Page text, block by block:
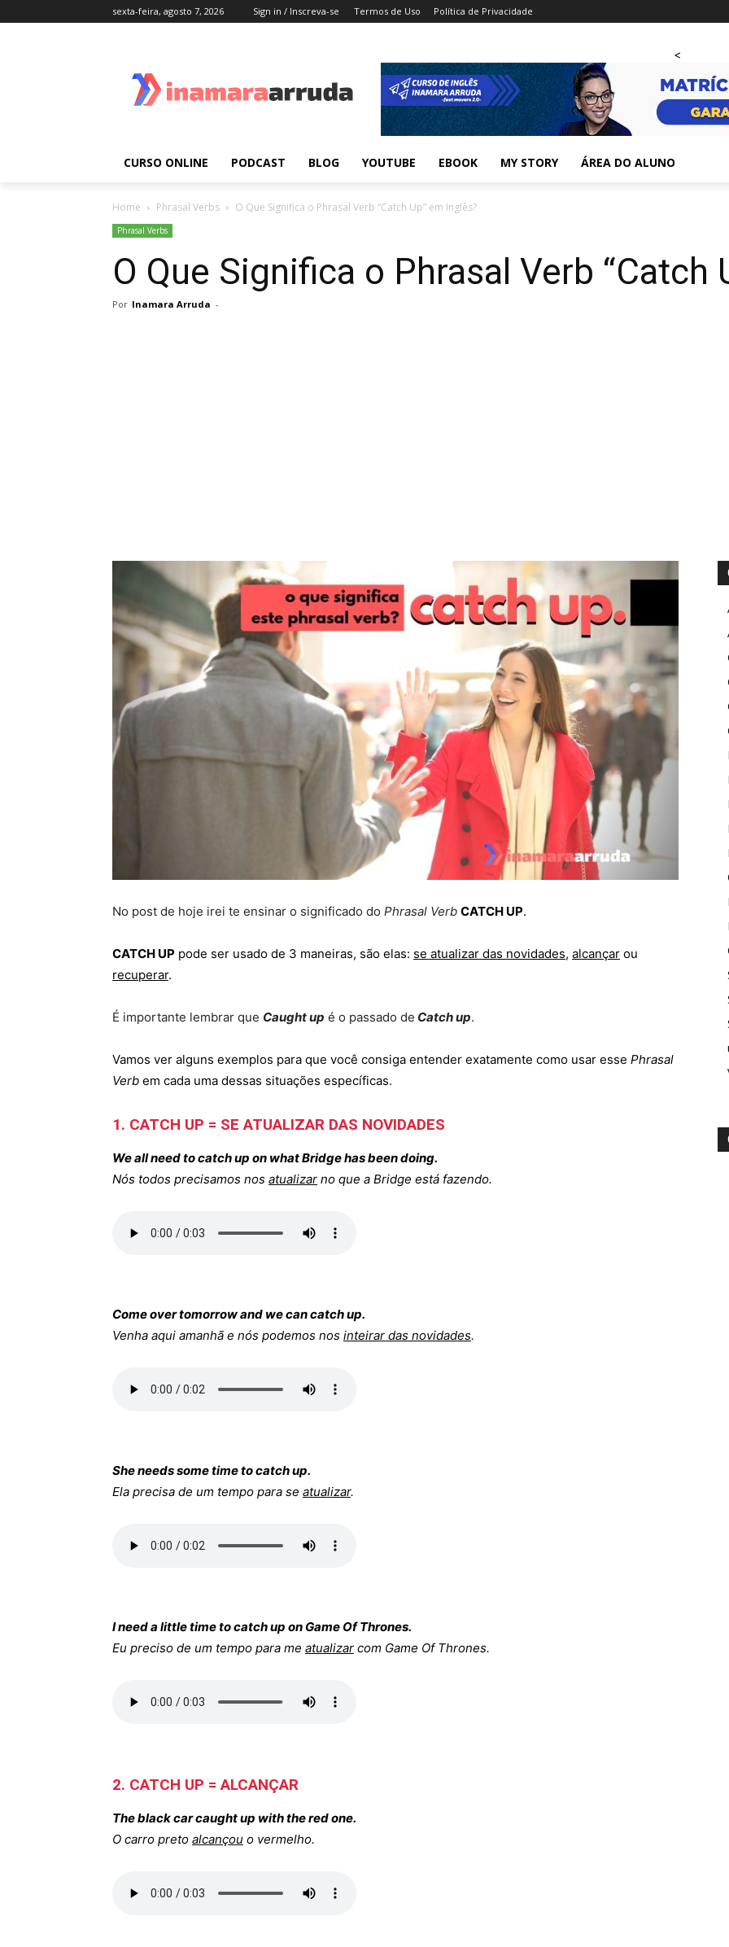
sexta-feira, agosto 7, 2026 Sign in / Inscreva-se Termos de Uso Política de Privacidade
<
CURSO ONLINE PODCAST BLOG YOUTUBE EBOOK MY STORY ÁREA DO ALUNO
Home Phrasal Verbs O Que Significa o Phrasal Verb “Catch Up” em Inglês?
Phrasal Verbs
O Que Significa o Phrasal Verb “Catch
Por Inamara Arruda -
No post de hoje irei te ensinar o significado do Phrasal Verb CATCH UP.
CATCH UP pode ser usado de 3 maneiras, são elas: se atualizar das novidades, alcançar ou
recuperar.
É importante lembrar que Caught up é o passado de Catch up.
Vamos ver alguns exemplos para que você consiga entender exatamente como usar esse Phrasal
Verb em cada uma dessas situações específicas.
1. CATCH UP = SE ATUALIZAR DAS NOVIDADES
We all need to catch up on what Bridge has been doing.
Nós todos precisamos nos atualizar no que a Bridge está fazendo.
Come over tomorrow and we can catch up.
Venha aqui amanhã e nós podemos nos inteirar das novidades.
She needs some time to catch up.
Ela precisa de um tempo para se atualizar.
I need a little time to catch up on Game Of Thrones.
Eu preciso de um tempo para me atualizar com Game Of Thrones.
2. CATCH UP = ALCANÇAR
The black car caught up with the red one.
O carro preto alcançou o vermelho.